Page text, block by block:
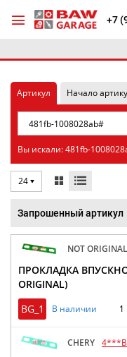
+7
Артикул Начало
Вы искали: 481fb-
24
Запрошенный артикул
NOT ORIGINAL
ПРОКЛАДКА
ORIGINAL)
BG_1
В наличии
CHERY 4***B